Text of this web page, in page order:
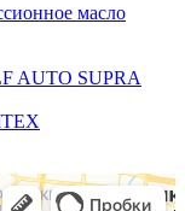
масло
AUTO SUPRA